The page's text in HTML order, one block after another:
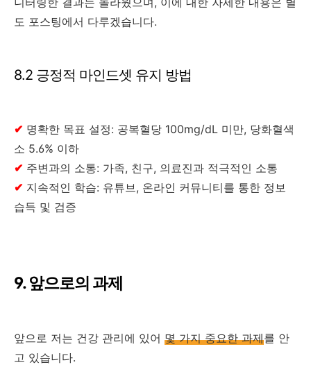
도 포스팅에서 다루겠습니다.
8.2 긍정적 마인드셋 유지 방법
✔ 명확한 목표 설정: 공복혈당 100mg/dL 미만, 당화혈색
소 5.6% 이하
✔ 주변과의 소통: 가족, 친구, 의료진과 적극적인 소통
✔ 지속적인 학습: 유튜브, 온라인 커뮤니티를 통한 정보
습득 및 검증
9. 앞으로의 과제
앞으로 저는 건강 관리에 있어 몇 가지 중요한 과제를 안
고 있습니다.